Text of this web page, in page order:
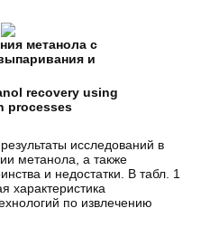
метанола с
и
recovery using
processes
исследований в
метанола, а также
и недостатки. В табл. 1
характеристика
по извлечению